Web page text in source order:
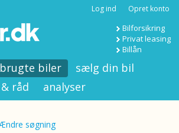
Log ind Opret konto
Bilforsikring
Privat leasing
Billån
brugte biler
sælg din bil
råd analyser
søgning